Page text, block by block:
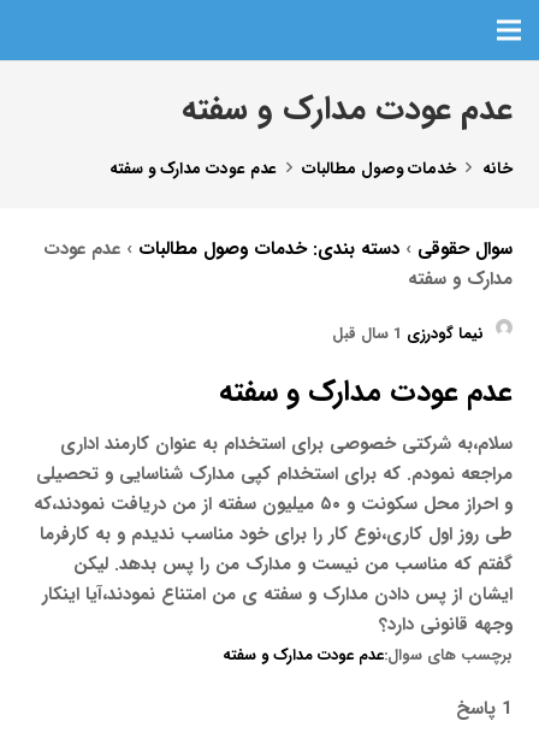
عدم عودت مدارک و سفته
خانه خدمات وصول مطالبات عدم عودت مدارک و سفته
سوال حقوقی ›دسته بندی: خدمات وصول مطالبات ›عدم عودت
مدارک و سفته
نیما گودرزی
عدم عودت مدارک و سفته
سلام،به شرکتی خصوصی برای استخدام به عنوان کارمند اداری
مراجعه نمودم. که برای استخدام کپی مدارک شناسایی و تحصیلی
و احراز محل سکونت و ۵۰ میلیون سفته از من دریافت نمودند،که
طی روز اول کاری،نوع کار را برای خود مناسب ندیدم و به کارفرما
گفتم که مناسب من نیست و مدارک من را پس بدهد. لیکن
ایشان از پس دادن مدارک و سفته ی من امتناع نمودند،آیا اینکار
وجهه قانونی دارد؟
برچسب های سوال:عدم عودت مدارک و سفته
1 پاسخ